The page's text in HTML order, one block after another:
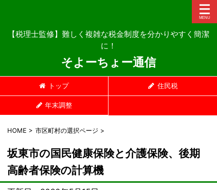
【税理士監修】難しく複雑な税金制度を分かりやすく簡潔
に！
そよーちょー通信
トップ 住民税
年末調整
HOME > 市区町村の選択ページ >
坂東市の国民健康保険と介護保険、後期
高齢者保険の計算機